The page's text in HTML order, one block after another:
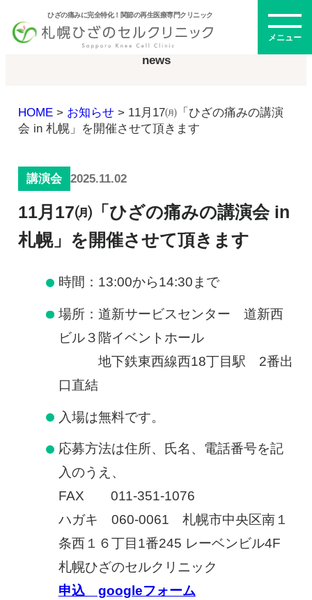
ひざの痛みに完全特化！関節の再生医療専門クリニック
メニュー
初めての方へ
メニュー・料金
ひざの再生医療とは
幹細胞治療
PRP治療
幹細胞培養上清液
慢性疼痛
再生医療とは
ドクター紹介
症例
クリニック紹介
お知らせ 採用情報 コラム
予約フォーム
お知らせ
news
HOME> お知らせ> 11月17㈪「ひざの痛みの講演
会 in 札幌」を開催させて頂きます
講演会 2025.11.02
11月17㈪「ひざの痛みの講演会 in
札幌」を開催させて頂きます
時間：13:00から14:30まで
場所：道新サービスセンター 道新西
ビル３階イベントホール
地下鉄東西線西18丁目駅 2番出
口直結
入場は無料です。
応募方法は住所、氏名、電話番号を記
入のうえ、
FAX 011-351-1076
ハガキ 060-0061 札幌市中央区南１
条西１６丁目1番245 レーベンビル4F
札幌ひざのセルクリニック
申込 googleフォーム